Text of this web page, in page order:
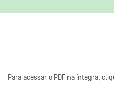
Para acessar o PDF na íntegra,